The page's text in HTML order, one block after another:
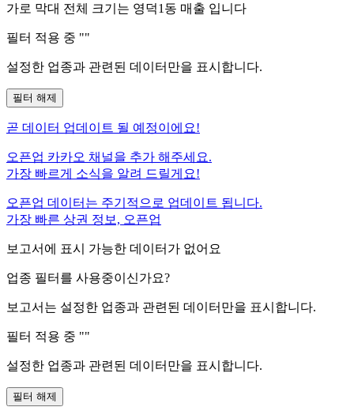
가로 막대 전체 크기는 영덕1동 매출 입니다
필터 적용 중 ""
설정한 업종과 관련된 데이터만을 표시합니다.
필터 해제
곧 데이터 업데이트 될 예정이에요!
오픈업 카카오 채널을 추가 해주세요.
가장 빠르게 소식을 알려 드릴게요!
오픈업 데이터는 주기적으로 업데이트 됩니다.
가장 빠른 상권 정보, 오픈업
보고서에 표시 가능한 데이터가 없어요
업종 필터를 사용중이신가요?
보고서는 설정한 업종과 관련된 데이터만을 표시합니다.
필터 적용 중 ""
설정한 업종과 관련된 데이터만을 표시합니다.
필터 해제